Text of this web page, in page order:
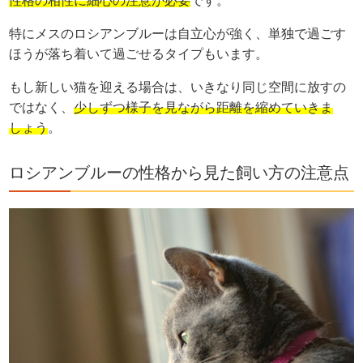
特にメスのロシアンブルーは自立心が強く、単独で過ごす
ほうが落ち着いて過ごせるタイプもいます。
もし新しい猫を迎える場合は、いきなり同じ空間に放すの
ではなく、少しずつ様子を見ながら距離を縮めていきま
しょう。
ロシアンブルーの性格から見た飼い方の注意点